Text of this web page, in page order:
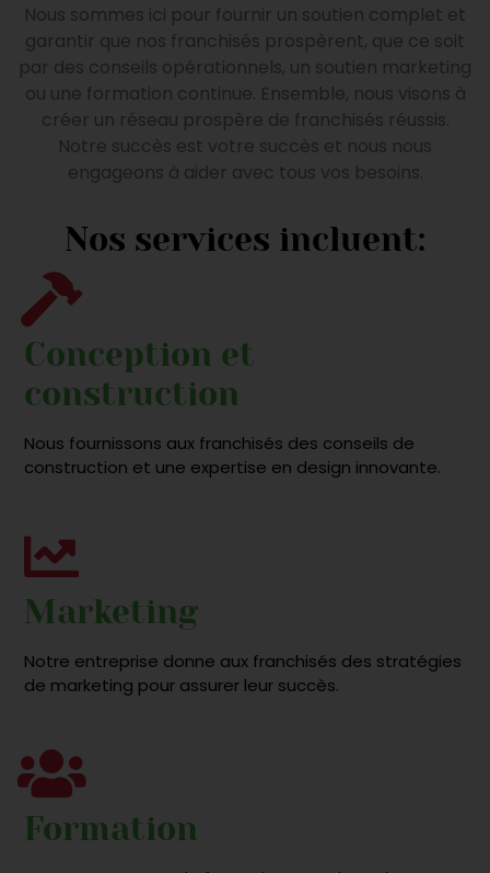
Nous sommes ici pour fournir un soutien complet et
garantir que nos franchisés prospèrent, que ce soit
par des conseils opérationnels, un soutien marketing
ou une formation continue. Ensemble, nous visons à
créer un réseau prospère de franchisés réussis.
Notre succès est votre succès et nous nous
engageons à aider avec tous vos besoins.
Nos services incluent:
Conception et
construction
Nous fournissons aux franchisés des conseils de
construction et une expertise en design innovante.
Marketing
Notre entreprise donne aux franchisés des stratégies
de marketing pour assurer leur succès.
Formation